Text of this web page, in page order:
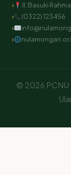
Jl. Basuki
(0322) 123456
© 2026 PCNU